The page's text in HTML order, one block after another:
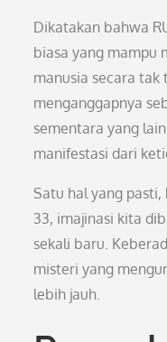
Dikatakan bahwa
biasa yang mampu
manusia secara tak
menganggapnya
sementara yang
manifestasi dari
Satu hal yang
33, imajinasi kita
sekali baru.
misteri yang
lebih jauh.